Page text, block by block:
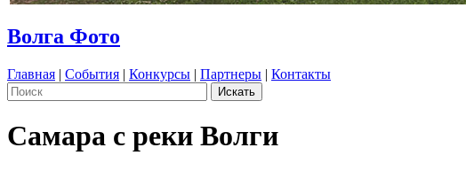
Волга Фото
Главная | События | Конкурсы | Партнеры | Контакты
Самара с реки Волги